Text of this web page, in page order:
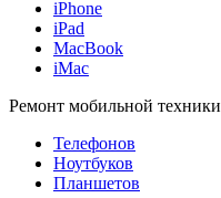
iPhone
iPad
MacBook
iMac
Ремонт мобильной техники
Телефонов
Ноутбуков
Планшетов